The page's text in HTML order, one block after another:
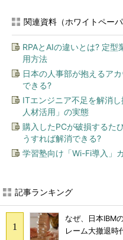
関連資料（ホワイトペーパ
RPAとAIの違いとは? 定
用方法
日本の人事部が抱えるア
できる?
ITエンジニア不足を解消
人材活用」の実態
購入したPCが破損するた
うすれば解消できる?
学習塾向け「Wi-Fi導入」
記事ランキング
なぜ、日本IBM
レーム大撤退時